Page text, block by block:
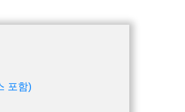
포함)